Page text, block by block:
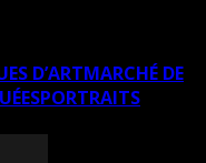
D’ARTMARCHÉ DE
PORTRAITS